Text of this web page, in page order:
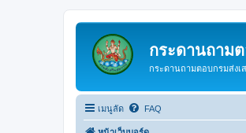
กระดานถาม
กระดานถามตอบกรมส่ง
เมนูลัด FAQ